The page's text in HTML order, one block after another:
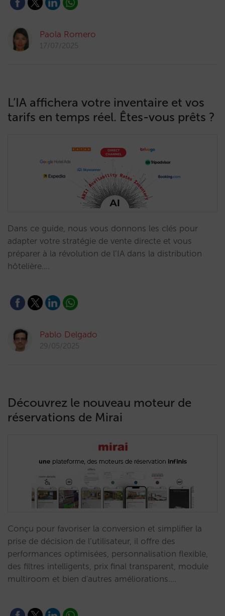
Paola Romero
17/07/2025
L’IA affichera votre inventaire et vos
tarifs en temps réel. Êtes-vous prêts ?
Dans ce guide, nous vous donnons les clés pour
adapter votre stratégie de vente directe et vous
préparer à la révolution de l’IA dans la distribution
hôtelière.…
Pablo Delgado
29/05/2025
Découvrez le nouveau moteur de
réservations de Mirai
Conçu pour favoriser la conversion et simplifier la
prise de décision de l’utilisateur, il offre des
performances optimisées, personnalisation flexible,
des filtres intelligents, prix final transparent, module
multiroom et bien d'autres améliorations.…